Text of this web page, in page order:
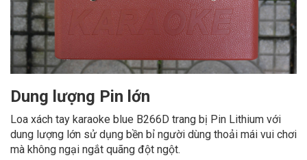
Dung lượng Pin lớn
Loa xách tay karaoke blue B266D trang bị Pin Lithium với
dung lượng lớn sử dụng bền bỉ người dùng thoải mái vui chơi
mà không ngại ngắt quãng đột ngột.